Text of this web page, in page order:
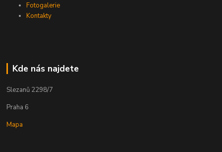
Fotogalerie
Kontakty
Kde nás najdete
Slezanů 2298/7
Praha 6
Mapa